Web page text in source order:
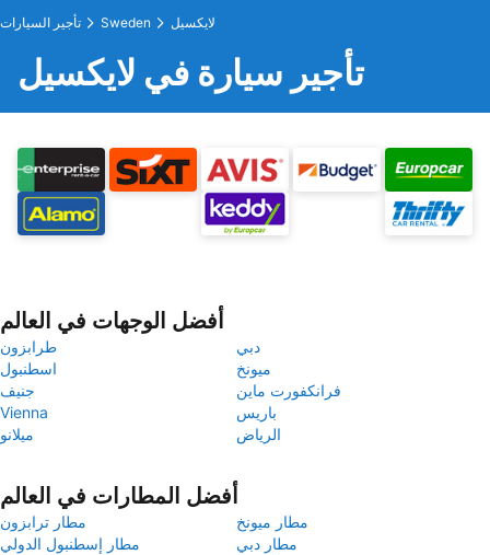
تأجير السيارات Sweden لايكسيل
تأجير سيارة في لايكسيل
أفضل الوجهات في العالم
طرابزون
دبي
اسطنبول
ميونخ
جنيف
فرانكفورت ماين
Vienna
باريس
ميلانو
الرياض
أفضل المطارات في العالم
مطار ترابزون
مطار ميونخ
مطار إسطنبول الدولي
مطار دبي